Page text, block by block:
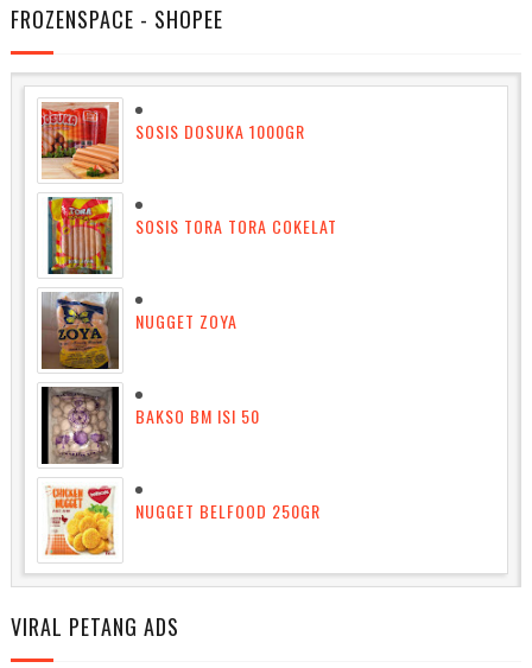
FROZENSPACE - SHOPEE
SOSIS DOSUKA 1000GR
SOSIS TORA TORA COKELAT
NUGGET ZOYA
BAKSO BM ISI 50
NUGGET BELFOOD 250GR
VIRAL PETANG ADS